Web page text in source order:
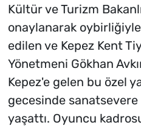
Kültür ve Turizm
onaylanarak
edilen ve Kepez Kent
Yönetmeni Gökhan
Kepez'e gelen bu özel
gecesinde
yaşattı. Oyuncu